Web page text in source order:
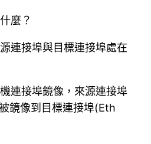
麼？
連接埠與目標連接埠處在
連接埠鏡像，來源連接埠
鏡像到目標連接埠(Eth